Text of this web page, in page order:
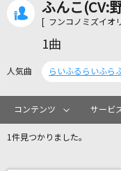
カ
ふんこ(CV:
[ フンコノミズイオ
1曲
人気曲 らいふるらいふら
コンテンツ サービ
1件見つかりました。